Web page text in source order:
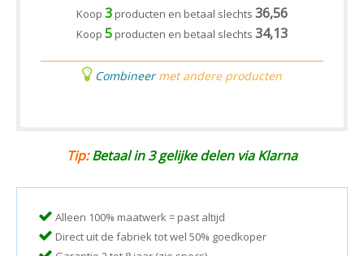
Koop 3 producten en betaal slechts 36,56
Koop 5 producten en betaal slechts 34,13
Combineermet andere producten
Tip:Betaal in 3 gelijke delen via Klarna
Alleen 100% maatwerk = past altijd
Direct uit de fabriek tot wel 50% goedkoper